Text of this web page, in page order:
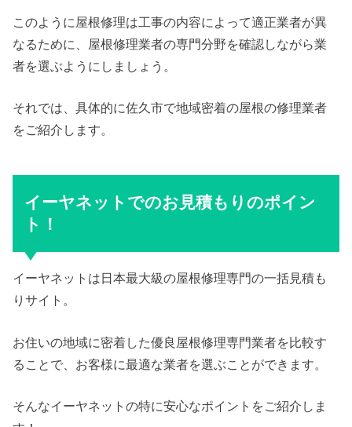
このように屋根修理は工事の内容によって適正業者が異
なるために、屋根修理業者の専門分野を確認しながら業
者を選ぶようにしましょう。
それでは、具体的に佐久市で地域密着の屋根の修理業者
をご紹介します。
イーヤネットでのお見積もりのポイン
ト！
イーヤネットは日本最大級の屋根修理専門の一括見積も
りサイト。
お住いの地域に密着した優良屋根修理専門業者を比較す
ることで、お客様に最適な業者を選ぶことができます。
そんなイーヤネットの特に安心なポイントをご紹介しま